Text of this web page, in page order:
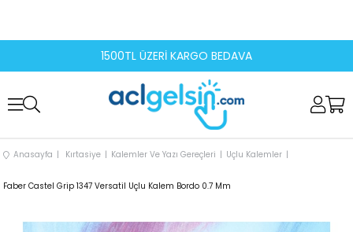
1500TL ÜZERİ KARGO BEDAVA
Anasayfa Kırtasiye Kalemler Ve Yazı Gereçleri Uçlu Kalemler
Faber Castel Grip 1347 Versatil Uçlu Kalem Bordo 0.7 Mm